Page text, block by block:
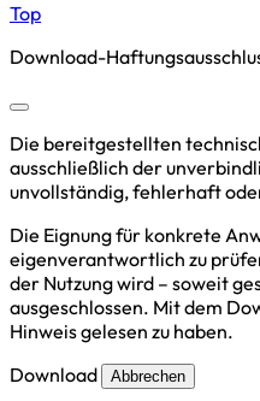
Top
Download-
Die bereitgestellten
ausschließlich der
unvollständig, fehlerhaft
Die Eignung für konkrete
eigenverantwortlich zu
der Nutzung wird – soweit
ausgeschlossen. Mit dem
Hinweis gelesen zu haben.
Download
Abbrechen